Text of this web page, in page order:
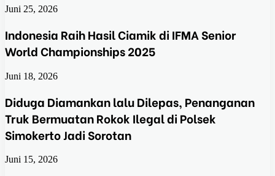
Juni 25, 2026
Indonesia Raih Hasil Ciamik di IFMA Senior
World Championships 2025
Juni 18, 2026
Diduga Diamankan lalu Dilepas, Penanganan
Truk Bermuatan Rokok Ilegal di Polsek
Simokerto Jadi Sorotan
Juni 15, 2026